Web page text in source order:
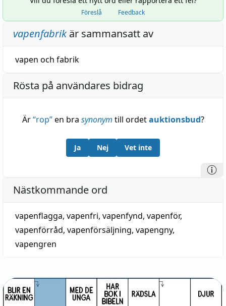
Föreslå Feedback
vapenfabrikär sammansatt av
vapen och fabrik
Rösta på användares bidrag
Är“rop”en bra synonym till ordetauktionsbud?
Ja Nej Vet inte
Nästkommande ord
vapenflagga, vapenfri, vapenfynd, vapenför,
vapenförråd, vapenförsäljning, vapengny,
vapengren